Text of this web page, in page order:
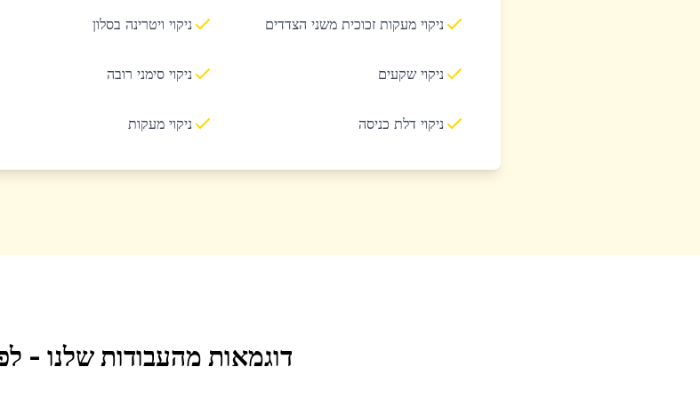
ניקוי מעקות זכוכית משני הצדדים ניקוי ויטרינה בסלון
ניקוי שקעים ניקוי סימני רובה
ניקוי דלת כניסה ניקוי מעקות
דוגמאות מהעבודות שלנו -